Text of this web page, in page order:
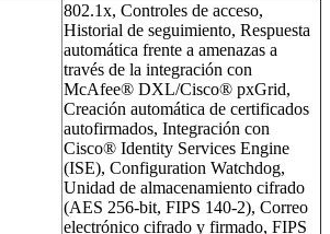
802.1x, Controles de acceso,
Historial de seguimiento, Respuesta
automática frente a amenazas a
través de la integración con
McAfee® DXL/Cisco® pxGrid,
Creación automática de certificados
autofirmados, Integración con
Cisco® Identity Services Engine
(ISE), Configuration Watchdog,
Unidad de almacenamiento cifrado
(AES 256-bit, FIPS 140-2), Correo
electrónico cifrado y firmado, FIPS